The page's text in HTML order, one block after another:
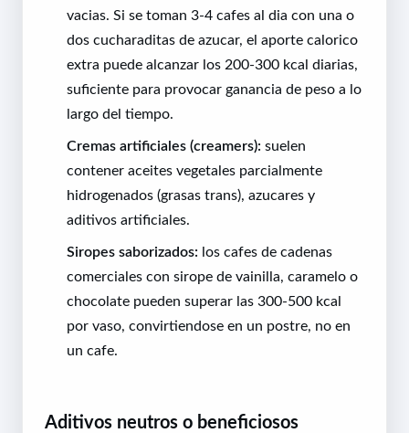
vacias. Si se toman 3-4 cafes al dia con una o
dos cucharaditas de azucar, el aporte calorico
extra puede alcanzar los 200-300 kcal diarias,
suficiente para provocar ganancia de peso a lo
largo del tiempo.
Cremas artificiales (creamers): suelen
contener aceites vegetales parcialmente
hidrogenados (grasas trans), azucares y
aditivos artificiales.
Siropes saborizados: los cafes de cadenas
comerciales con sirope de vainilla, caramelo o
chocolate pueden superar las 300-500 kcal
por vaso, convirtiendose en un postre, no en
un cafe.
Aditivos neutros o beneficiosos